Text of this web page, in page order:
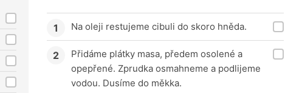
Na oleji restujeme cibuli do skoro hněda.
Přidáme plátky masa, předem osolené a
opepřené. Zprudka osmahneme a podlijeme
vodou. Dusíme do měkka.